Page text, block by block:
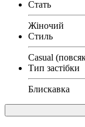
Стать
Жіночий
Стиль
Casual
Тип застібки
Блискавка